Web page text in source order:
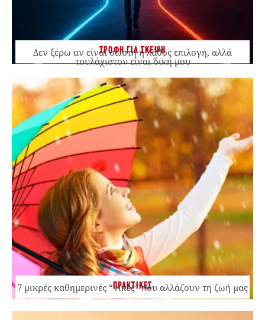
ΤΡΟΦΗ ΓΙΑ ΣΚΕΨΗ
Δεν ξέρω αν είναι σωστή ή λάθος επιλογή, αλλά
τουλάχιστον είναι δική μου
ΠΡΑΚΤΙΚΕΣ
7 μικρές καθημερινές “νίκες” που αλλάζουν τη ζωή μας